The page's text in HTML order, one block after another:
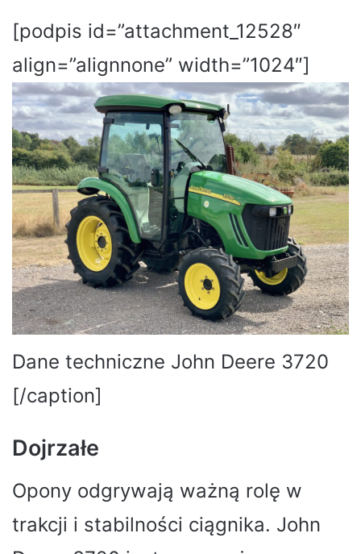
[podpis id=”attachment_12528″
align=”alignnone” width=”1024″]
Dane techniczne John Deere 3720
[/caption]
Dojrzałe
Opony odgrywają ważną rolę w
trakcji i stabilności ciągnika. John